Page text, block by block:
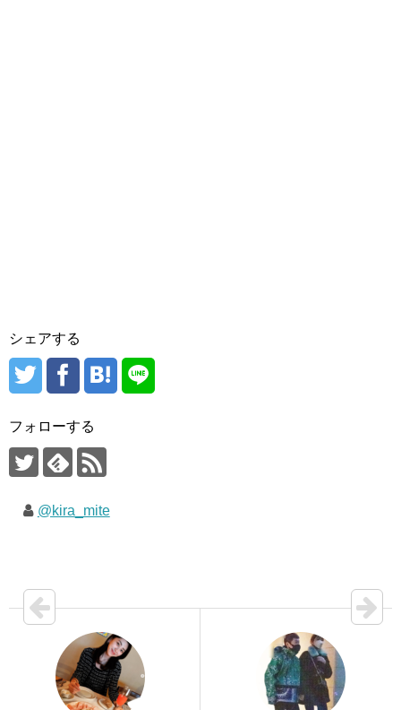
シェアする
フォローする
@kira_mite